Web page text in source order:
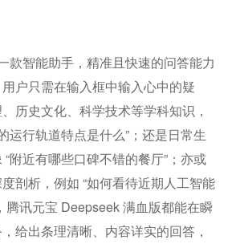
款智能助手，精准且快速的问答能力
户只需在输入框中输入心中的疑
历史文化、科学技术等学科知识，
运行轨道特点是什么”；还是日常生
附近有哪些口碑不错的餐厅”；亦或
剖析，例如 “如何看待近期人工智能
腾讯元宝 Deepseek 满血版都能在瞬
给出条理清晰、内容详实的回答，